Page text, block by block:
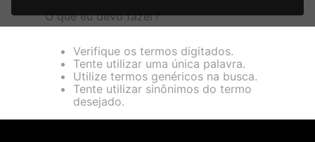
nosso Aviso de Privacidade. Quando você visita nosso site,
fornecer a você toda a funcionalidade do site, incluindo,
entre outros, a capacidade de comprar um item em nossa
loja virtual. Para maiores informações sobre o nosso aviso de
Cookies acesse o link.
O que eu devo fazer?
Verifique os termos digitados.
Tente utilizar uma única palavra.
Utilize termos genéricos na busca.
Tente utilizar sinônimos do termo
desejado.